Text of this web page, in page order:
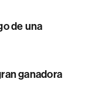
de una
ganadora